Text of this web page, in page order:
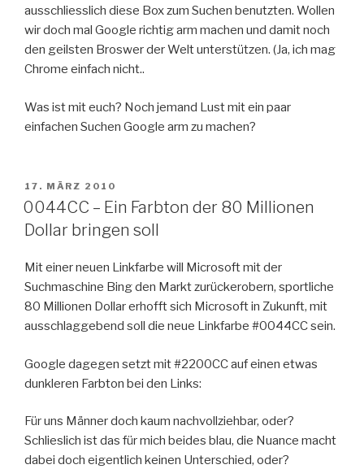
ausschliesslich diese Box zum Suchen benutzten. Wollen
wir doch mal Google richtig arm machen und damit noch
den geilsten Broswer der Welt unterstützen. (Ja, ich mag
Chrome einfach nicht..
Was ist mit euch? Noch jemand Lust mit ein paar
einfachen Suchen Google arm zu machen?
VERÖFFENTLICHT
AM
17. MÄRZ 2010
0044CC – Ein Farbton der 80 Millionen
Dollar bringen soll
Mit einer neuen Linkfarbe will Microsoft mit der
Suchmaschine Bing den Markt zurückerobern, sportliche
80 Millionen Dollar erhofft sich Microsoft in Zukunft, mit
ausschlaggebend soll die neue Linkfarbe #0044CC sein.
Google dagegen setzt mit #2200CC auf einen etwas
dunkleren Farbton bei den Links:
Für uns Männer doch kaum nachvollziehbar, oder?
Schlieslich ist das für mich beides blau, die Nuance macht
dabei doch eigentlich keinen Unterschied, oder?